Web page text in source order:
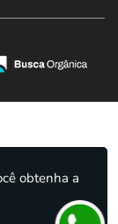
obtenha a